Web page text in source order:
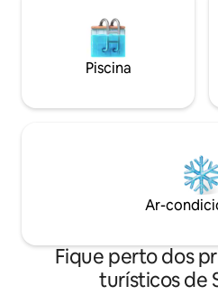
Piscina
Ar-
Fique perto dos
turísticos de